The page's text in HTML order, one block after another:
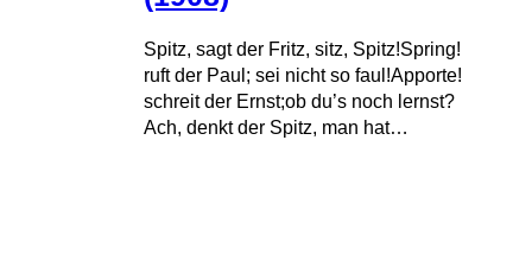
Spitz, sagt der Fritz, sitz, Spitz!Spring!
ruft der Paul; sei nicht so faul!Apporte!
schreit der Ernst;ob du’s noch lernst?
Ach, denkt der Spitz, man hat…